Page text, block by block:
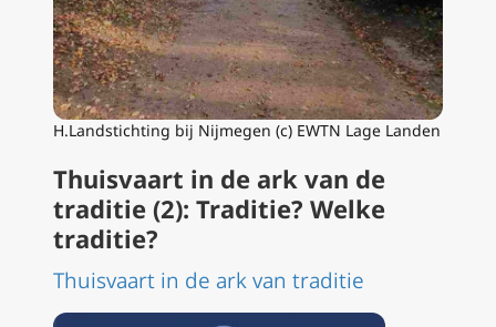
H.Landstichting bij Nijmegen (c) EWTN Lage Landen
Thuisvaart in de ark van de
traditie (2): Traditie? Welke
traditie?
Thuisvaart in de ark van traditie